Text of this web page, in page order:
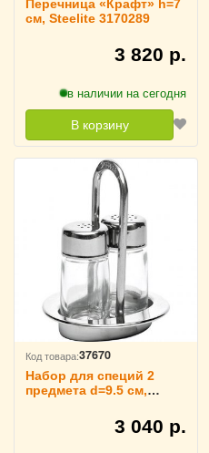
Перечница «Крафт» h=7
см, Steelite 3170289
3 820 р.
в наличии на сегодня
В корзину
Код товара:37670
Набор для специй 2
предмета d=9.5 см,
3 040 р.